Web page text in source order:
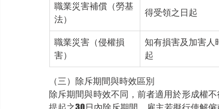
職業災害補償（勞基
法）
得受領之日起
職業災害（侵權損
害）
知有損害及加害人
起
（三）除斥期間與時效區別
除斥期間與時效不同，前者適用於形成權